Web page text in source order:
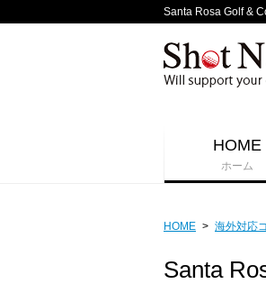
Santa Rosa Golf &
HOME
ホーム
HOME > 海外対応
Santa